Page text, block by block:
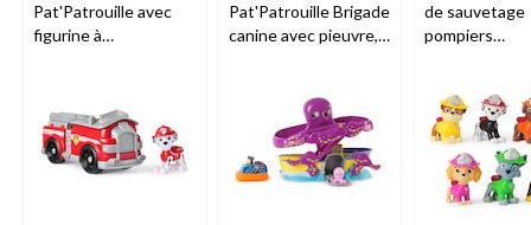
Pat'Patrouille avec
figurine à
Pat'Patrouille Brigade
canine avec pieuvre, 3
de sauvetage
pompiers
collectionner,
plus